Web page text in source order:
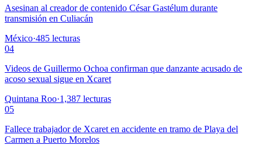
Asesinan al creador de contenido César Gastélum durante
transmisión en Culiacán
México·485 lecturas
04
Videos de Guillermo Ochoa confirman que danzante acusado de
acoso sexual sigue en Xcaret
Quintana Roo·1,387 lecturas
05
Fallece trabajador de Xcaret en accidente en tramo de Playa del
Carmen a Puerto Morelos